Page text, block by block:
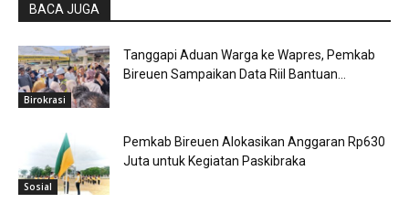
BACA JUGA
Birokrasi
Tanggapi Aduan Warga ke Wapres, Pemkab
Bireuen Sampaikan Data Riil Bantuan...
Sosial
Pemkab Bireuen Alokasikan Anggaran Rp630
Juta untuk Kegiatan Paskibraka